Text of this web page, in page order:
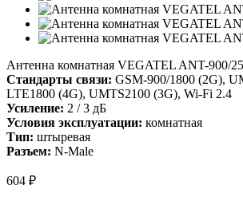
Антенна комнатная VEGATEL ANT-900/
Стандарты связи: GSM-900/1800 (2G),
LTE1800 (4G), UMTS2100 (3G), Wi-Fi 2.4
Усиление: 2 / 3 дБ
Условия эксплуатации: комнатная
Тип: штыревая
Разъем: N-Male
604 ₽